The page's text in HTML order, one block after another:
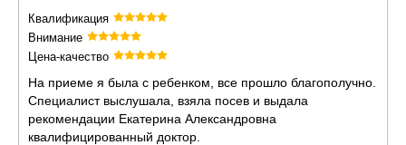
Квалификация
Внимание
Цена-качество
На приеме я была с ребенком, все прошло благополучно.
Специалист выслушала, взяла посев и выдала
рекомендации Екатерина Александровна
квалифицированный доктор.